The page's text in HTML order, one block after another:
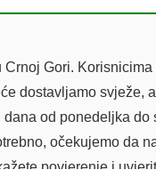
Gori.
dostavljamo svježe,
od ponedeljka
očekujemo da
povjerenje i